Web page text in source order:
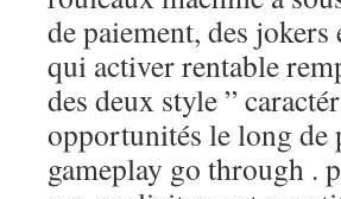
de paiement, des
qui activer rentable
des deux style ”
opportunités le long de
gameplay go through .